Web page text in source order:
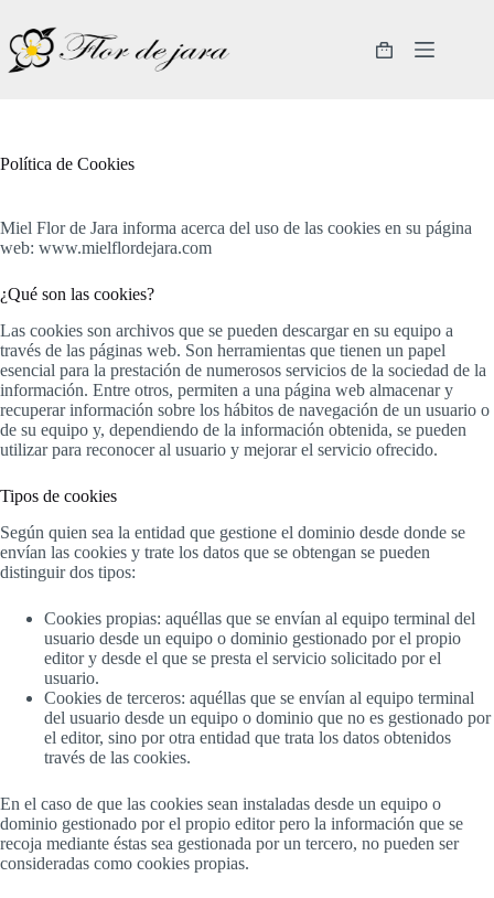
contenido
Carro
Política de Cookies
Miel Flor de Jara informa acerca del uso de las cookies en su página
web: www.mielflordejara.com
¿Qué son las cookies?
Las cookies son archivos que se pueden descargar en su equipo a
través de las páginas web. Son herramientas que tienen un papel
esencial para la prestación de numerosos servicios de la sociedad de la
información. Entre otros, permiten a una página web almacenar y
recuperar información sobre los hábitos de navegación de un usuario o
de su equipo y, dependiendo de la información obtenida, se pueden
utilizar para reconocer al usuario y mejorar el servicio ofrecido.
Tipos de cookies
Según quien sea la entidad que gestione el dominio desde donde se
envían las cookies y trate los datos que se obtengan se pueden
distinguir dos tipos:
Cookies propias: aquéllas que se envían al equipo terminal del
usuario desde un equipo o dominio gestionado por el propio
editor y desde el que se presta el servicio solicitado por el
usuario.
Cookies de terceros: aquéllas que se envían al equipo terminal
del usuario desde un equipo o dominio que no es gestionado por
el editor, sino por otra entidad que trata los datos obtenidos
través de las cookies.
En el caso de que las cookies sean instaladas desde un equipo o
dominio gestionado por el propio editor pero la información que se
recoja mediante éstas sea gestionada por un tercero, no pueden ser
consideradas como cookies propias.